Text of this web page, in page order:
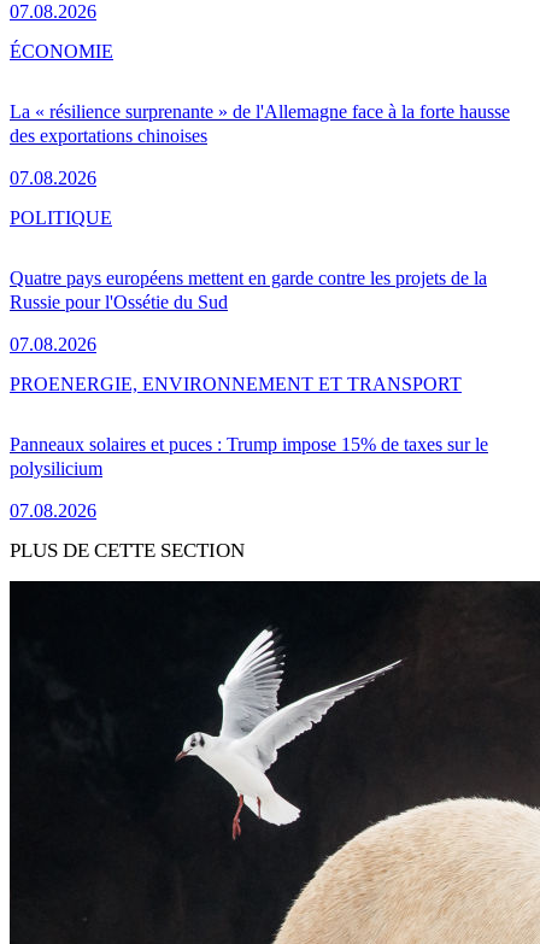
07.08.2026
La « résilience surprenante » de l'Allemagne face à la forte hausse
des exportations chinoises
07.08.2026
ÉCONOMIE
Quatre pays européens mettent en garde contre les projets de la
Russie pour l'Ossétie du Sud
07.08.2026
POLITIQUE
Panneaux solaires et puces : Trump impose 15% de taxes sur le
polysilicium
07.08.2026
PROENERGIE, ENVIRONNEMENT ET TRANSPORT
PLUS DE CETTE SECTION